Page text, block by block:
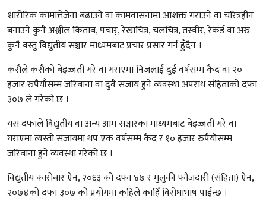
शारीरिक कामात्तेजेना बढाउने वा कामवासनामा आशक्त गराउने वा चरित्रहीन
बनाउने कुनै अश्लील किताब, पचार्, रेखाचित्र, चलचित्र, तस्वीर, रेकर्ड वा अरु
कुनै वस्तु विद्युतीय सञ्चार माध्यमबाट प्रचार प्रसार गर्न हुँदैन ।
कसैले कसैको बेइज्जती गरे वा गराएमा निजलाई दुई वर्षसम्म कैद वा २०
हजार रुपैयाँसम्म जरिबाना वा दुवै सजाय हुने व्यवस्था अपराध संहिताको दफा
३०७ ले गरेको छ ।
यस दफाले विद्युतीय वा अन्य आम सञ्चारका माध्यमबाट बेइज्जती गरे वा
गराएमा त्यस्तो सजायमा थप एक वर्षसम्म कैद र १० हजार रुपैयाँसम्म
जरिबाना हुने व्यवस्था गरेको छ ।
विद्युतीय कारोबार ऐन, २०६३ को दफा ४७ र मुलुकी फौजदारी (संहिता) ऐन,
२०७४को दफा ३०७ को प्रयोगमा कहिले काहिँ विरोधाभाष पाईन्छ ।